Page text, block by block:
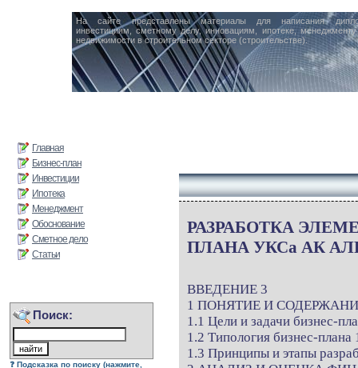
На сайте представлены материалы для написания
инвестициям, сметному делу, инновациям, ипотеке,
недвижимости в строительном секторе (строительстве).
Главная
Бизнес-план
Инвестиции
Ипотека
Менеджмент
Обоснование
Сметное дело
Статьи
Поиск:
Подсказка по поиску (нажмите,
РАЗРАБОТКА
ПЛАНА УКСа АК
ВВЕДЕНИЕ 3
1 ПОНЯТИЕ И
1.1 Цели и задачи бизнес-
1.2 Типология бизнес-плана
1.3 Принципы и этапы